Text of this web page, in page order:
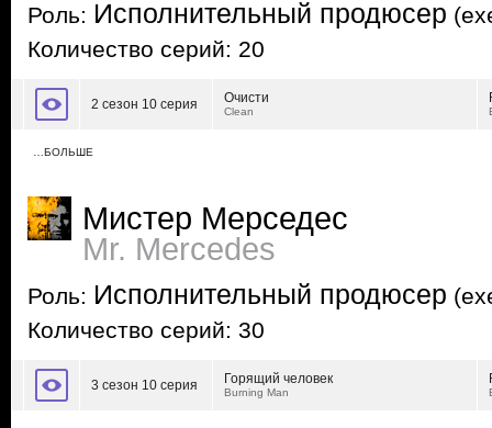
Роль: Исполнительный продюсер
Количество серий: 20
2 сезон 10 серия Очисти
Clean
…БОЛЬШЕ
Мистер Мерседес
Mr. Mercedes
Роль: Исполнительный продюсер
Количество серий: 30
3 сезон 10 серия Горящий человек
Burning Man